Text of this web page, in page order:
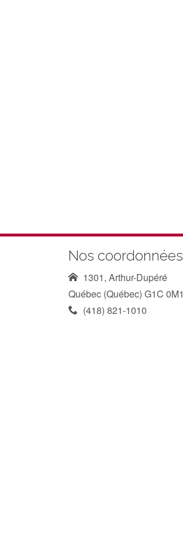
Nos coordonnées
1301, Arthur-Dupéré
Québec (Québec) G1C 0M1
(418) 821-1010